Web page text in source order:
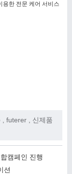
용한 전문 케어 서비스
futerer
신제품
캠페인 진행
션